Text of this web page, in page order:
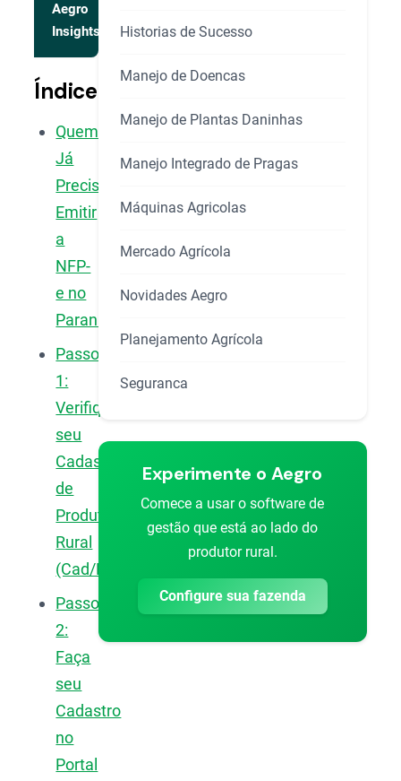
Aegro
Insights
Índice
Quem
Já
Precisa
Emitir
a
NFP-
e no
Paraná?
Passo
1:
Verifique
seu
Cadastro
de
Produtor
Rural
(Cad/Pro)
Passo
2:
Faça
seu
Cadastro
no
Portal
Historias de Sucesso
Manejo de Doencas
Manejo de Plantas Daninhas
Manejo Integrado de Pragas
Máquinas Agricolas
Mercado Agrícola
Novidades Aegro
Planejamento Agrícola
Seguranca
Experimente o Aegro
Comece a usar o software de
gestão que está ao lado do
produtor rural.
Configure sua fazenda